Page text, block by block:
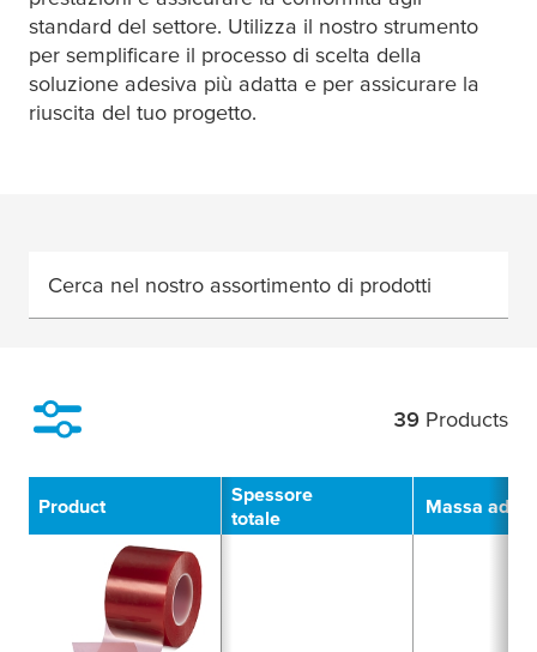
standard del settore. Utilizza il nostro strumento
per semplificare il processo di scelta della
soluzione adesiva più adatta e per assicurare la
riuscita del tuo progetto.
Cerca nel nostro assortimento di prodotti
39 Products
Product
Spessore
totale
Massa